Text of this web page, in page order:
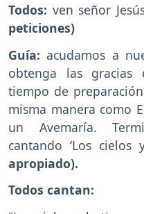
Todos: ven señor
peticiones)
Guía: acudamos a
obtenga las gracias
tiempo de
misma manera como
un Avemaría.
cantando ‘Los cielos
apropiado).
Todos cantan: